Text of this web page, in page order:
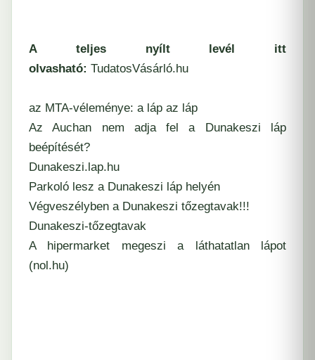
A teljes nyílt levél itt
olvasható: TudatosVásárló.hu
az MTA-véleménye: a láp az láp
Az Auchan nem adja fel a Dunakeszi láp
beépítését?
Dunakeszi.lap.hu
Parkoló lesz a Dunakeszi láp helyén
Végveszélyben a Dunakeszi tőzegtavak!!!
Dunakeszi-tőzegtavak
A hipermarket megeszi a láthatatlan lápot
(nol.hu)